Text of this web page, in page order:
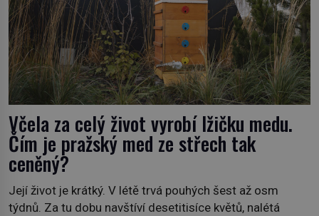
Včela za celý život vyrobí lžičku medu.
Čím je pražský med ze střech tak
ceněný?
Její život je krátký. V létě trvá pouhých šest až osm
týdnů. Za tu dobu navštíví desetitisíce květů, nalétá